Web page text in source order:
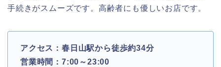
手続きがスムーズです。高齢者にも優しいお店です。
アクセス：春日山駅から徒歩約34分
営業時間：7:00～23:00